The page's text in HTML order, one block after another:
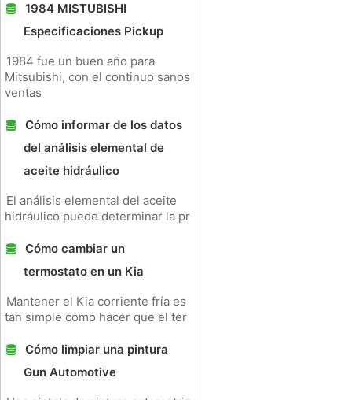
1984 MISTUBISHI
Especificaciones Pickup
1984 fue un buen año para
Mitsubishi, con el continuo sanos
ventas
Cómo informar de los datos
del análisis elemental de
aceite hidráulico
El análisis elemental del aceite
hidráulico puede determinar la pr
Cómo cambiar un
termostato en un Kia
Mantener el Kia corriente fría es
tan simple como hacer que el ter
Cómo limpiar una pintura
Gun Automotive